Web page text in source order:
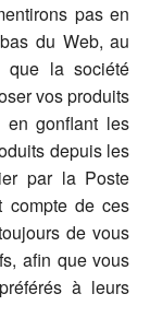
pas en
du Web, au
que la société
vos produits
en gonflant les
depuis les
par la Poste
compte de ces
de vous
afin que vous
à leurs